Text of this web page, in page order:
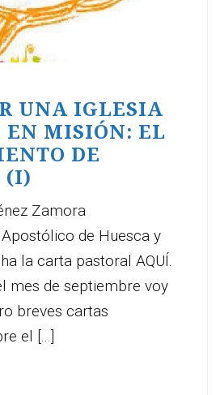
UNA IGLESIA
EN MISIÓN: EL
DE
(I)
Zamora
de Huesca y
la carta pastoral AQUÍ.
mes de septiembre voy
breves cartas
el [...]